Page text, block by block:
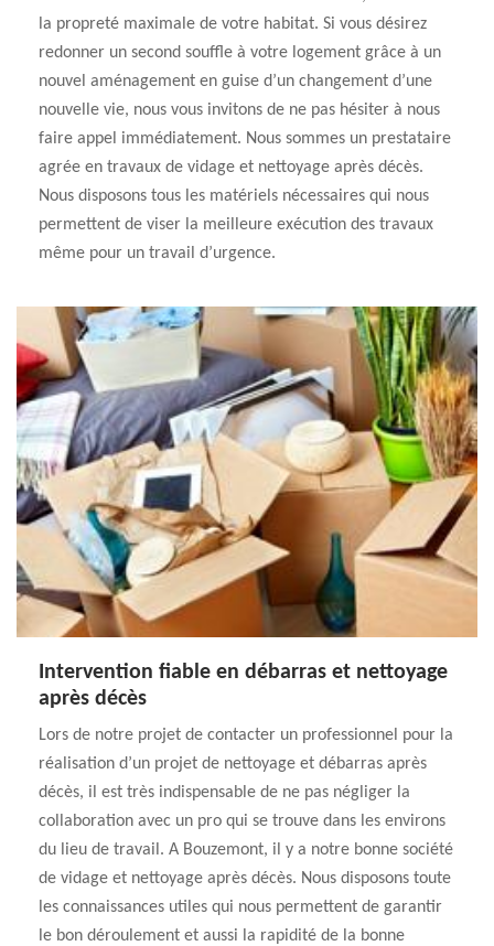
la propreté maximale de votre habitat. Si vous désirez
redonner un second souffle à votre logement grâce à un
nouvel aménagement en guise d’un changement d’une
nouvelle vie, nous vous invitons de ne pas hésiter à nous
faire appel immédiatement. Nous sommes un prestataire
agrée en travaux de vidage et nettoyage après décès.
Nous disposons tous les matériels nécessaires qui nous
permettent de viser la meilleure exécution des travaux
même pour un travail d’urgence.
Intervention fiable en débarras et nettoyage
après décès
Lors de notre projet de contacter un professionnel pour la
réalisation d’un projet de nettoyage et débarras après
décès, il est très indispensable de ne pas négliger la
collaboration avec un pro qui se trouve dans les environs
du lieu de travail. A Bouzemont, il y a notre bonne société
de vidage et nettoyage après décès. Nous disposons toute
les connaissances utiles qui nous permettent de garantir
le bon déroulement et aussi la rapidité de la bonne